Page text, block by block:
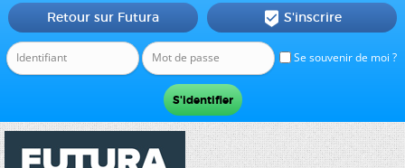
Se souvenir de moi ?
Retour sur Futura  S'inscrire